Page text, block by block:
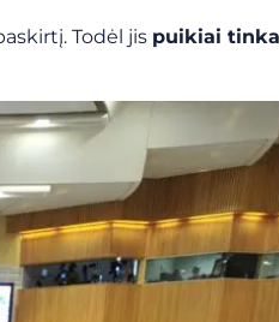
Todėl jis puikiai